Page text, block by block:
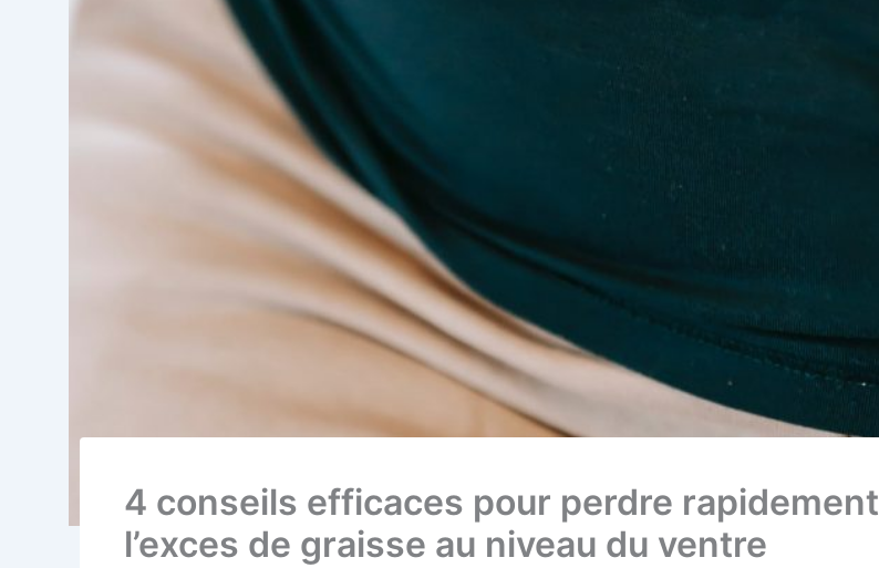
4 conseils efficaces pour perdre rapidement
l’exces de graisse au niveau du ventre